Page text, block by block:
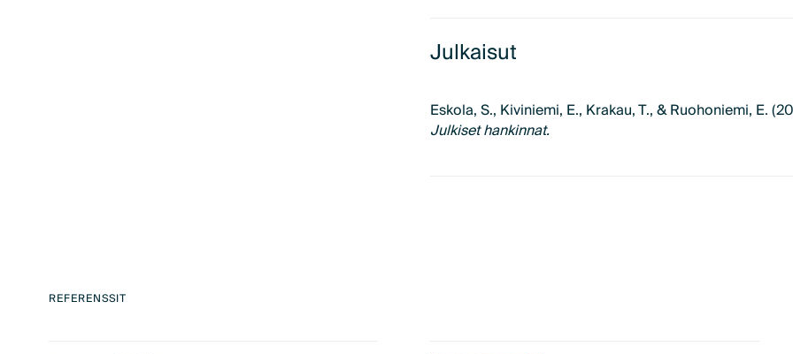
Julkaisut
Eskola, S., Kiviniemi, E., Krakau, T., & Ruohoniemi, E.
Julkiset hankinnat.
REFERENSSIT